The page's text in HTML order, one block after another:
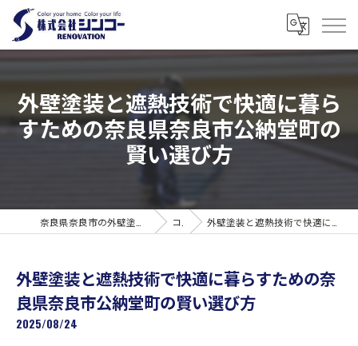
外壁塗装と遮熱技術で快適に暮ら
すための奈良県奈良市公納堂町の
賢い選び方
コラム 外壁塗装と遮熱技術で快適に暮らすための奈良県奈良市公納堂町の賢い選び方
外壁塗装と遮熱技術で快適に暮らすための奈
良県奈良市公納堂町の賢い選び方
2025/08/24